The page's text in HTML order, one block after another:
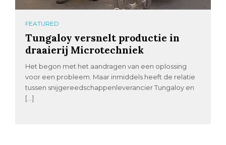
FEATURED
Tungaloy versnelt productie in
draaierij Microtechniek
Het begon met het aandragen van een oplossing
voor een probleem. Maar inmiddels heeft de relatie
tussen snijgereedschappenleverancier Tungaloy en
[…]